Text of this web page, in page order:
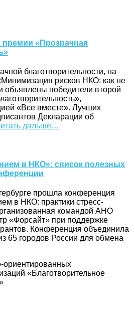
«Прозрачная
благотворительности, на
рисков НКО: как не
победители второй
«Все вместе». Лучших
Декларации об
дальше…
в НКО»: список полезных
прошла конференция
в НКО: практики стресс-
командой АНО
«Форсайт» при поддержке
Конференция объединила
65 городов России для обмена
ориентированных
«Благотворительное